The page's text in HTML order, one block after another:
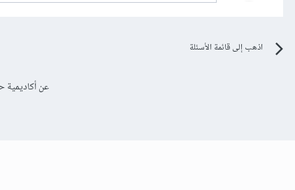
اذهب إلى قائمة الأسئلة
عن